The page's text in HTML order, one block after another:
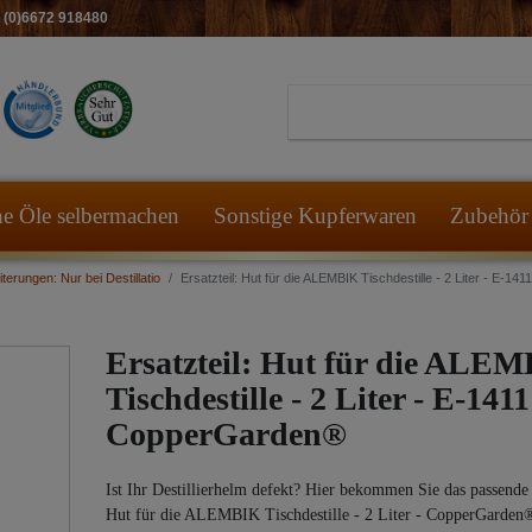
918480
Öle selbermachen Sonstige Kupferwaren
Nur bei Destillatio Ersatzteil: Hut für die ALEMBIK Tischdestille - 2 Liter - E-
Ersatzteil: Hut für die
Tischdestille - 2 Liter - E-1411
CopperGarden®
Ist Ihr Destillierhelm defekt? Hier bekommen Sie das
Hut für die ALEMBIK Tischdestille - 2 Liter -